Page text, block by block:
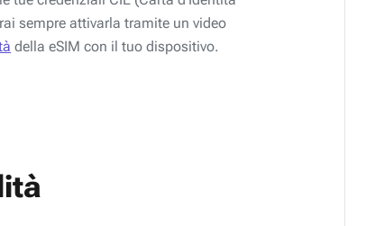
sempre attivarla tramite un video
della eSIM con il tuo dispositivo.